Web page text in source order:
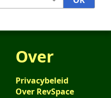
Over
Privacybeleid
Over RevSpace